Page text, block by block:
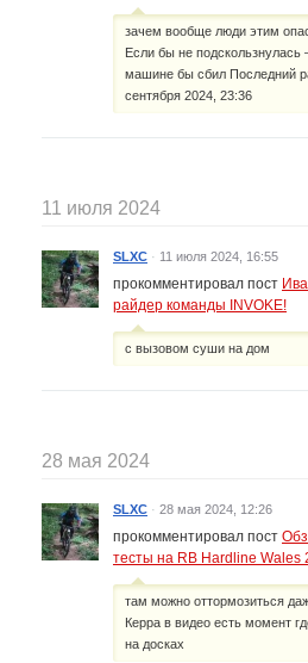
зачем вообще люди этим
Если бы не
машине бы сбил Последний
сентября 2024, 23:36
11 июля 2024
SLXC · 11 июля 2024, 16:55
прокомментировал пост
райдер команды INVOKE!
с вызовом суши на дом
28 мая 2024
SLXC · 28 мая 2024, 12:26
прокомментировал пост
тесты на RB Hardline Wales
там можно оттормозиться
Керра в видео есть момент
на досках